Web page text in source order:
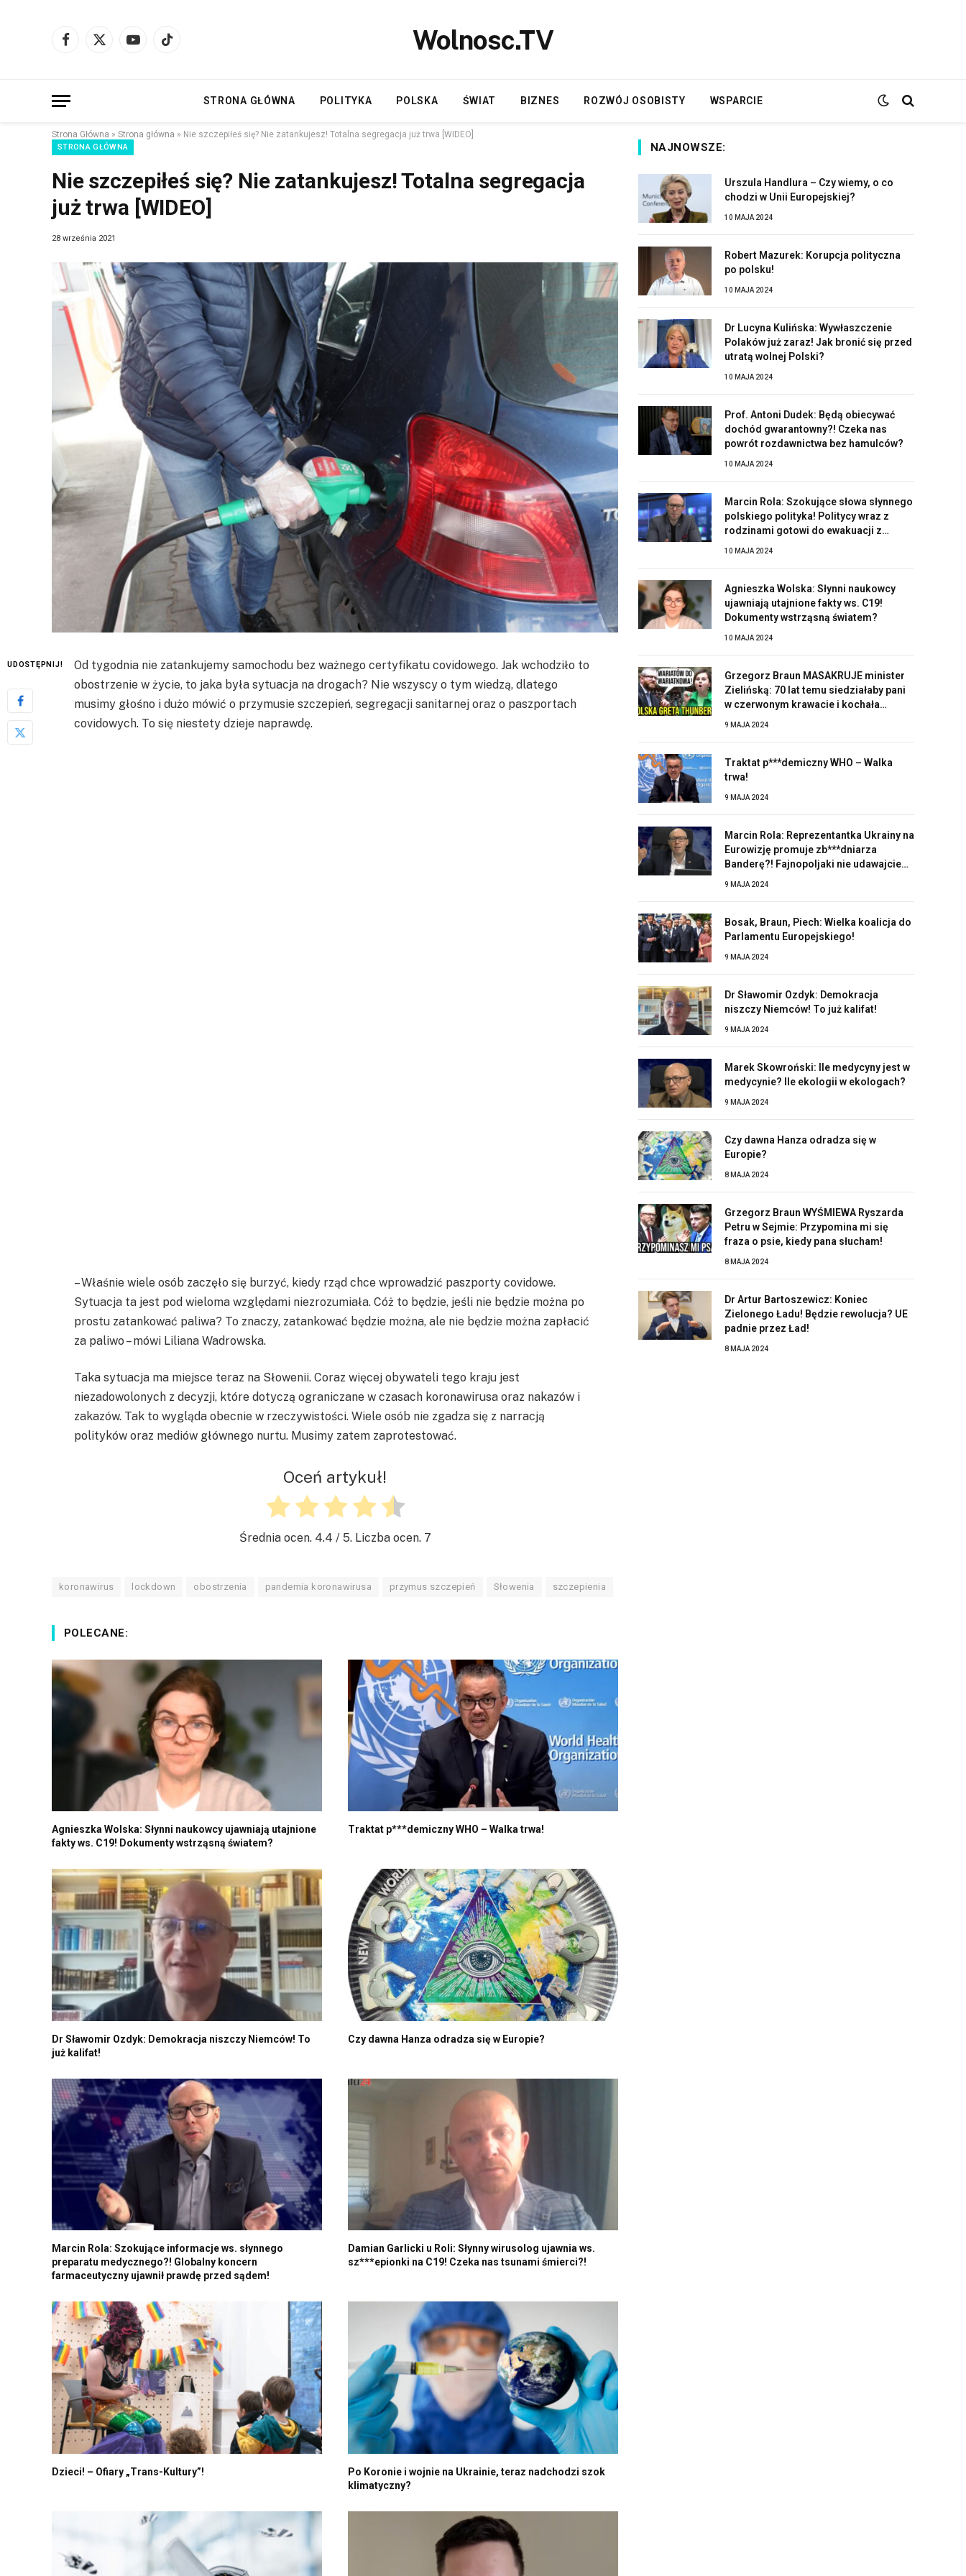
Facebook
X
YouTubeTikTok Wolnosc.TV
STRONA GŁÓWNA POLITYKA POLSKA ŚWIAT BIZNES ROZWÓJ OSOBISTY WSPARCIE
Strona Główna » Strona główna » Nie szczepiłeś się? Nie zatankujesz! Totalna segregacja już trwa [WIDEO]
STRONA GŁÓWNA
Nie szczepiłeś się? Nie zatankujesz! Totalna segregacja
już trwa [WIDEO]
28 września 2021
UDOSTĘPNIJ!
Od tygodnia nie zatankujemy samochodu bez ważnego certyfikatu covidowego. Jak wchodziło to
obostrzenie w życie, to jaka była sytuacja na drogach? Nie wszyscy o tym wiedzą, dlatego
musimy głośno i dużo mówić o przymusie szczepień, segregacji sanitarnej oraz o paszportach
covidowych. To się niestety dzieje naprawdę.
– Właśnie wiele osób zaczęło się burzyć, kiedy rząd chce wprowadzić paszporty covidowe.
Sytuacja ta jest pod wieloma względami niezrozumiała. Cóż to będzie, jeśli nie będzie można po
prostu zatankować paliwa? To znaczy, zatankować będzie można, ale nie będzie można zapłacić
za paliwo – mówi Liliana Wadrowska.
Taka sytuacja ma miejsce teraz na Słowenii. Coraz więcej obywateli tego kraju jest
niezadowolonych z decyzji, które dotyczą ograniczane w czasach koronawirusa oraz nakazów i
zakazów. Tak to wygląda obecnie w rzeczywistości. Wiele osób nie zgadza się z narracją
polityków oraz mediów głównego nurtu. Musimy zatem zaprotestować.
Oceń artykuł!
Średnia ocen. 4.4 / 5. Liczba ocen. 7
koronawirus lockdown obostrzenia pandemia koronawirusa przymus szczepień Słowenia szczepienia
POLECANE:
Agnieszka Wolska: Słynni naukowcy ujawniają utajnione
fakty ws. C19! Dokumenty wstrząsną światem?
Traktat p***demiczny WHO – Walka trwa!
Dr Sławomir Ozdyk: Demokracja niszczy Niemców! To
już kalifat!
Czy dawna Hanza odradza się w Europie?
Marcin Rola: Szokujące informacje ws. słynnego
preparatu medycznego?! Globalny koncern
farmaceutyczny ujawnił prawdę przed sądem!
Damian Garlicki u Roli: Słynny wirusolog ujawnia ws.
sz***epionki na C19! Czeka nas tsunami śmierci?!
Dzieci! – Ofiary „Trans-Kultury”!
Po Koronie i wojnie na Ukrainie, teraz nadchodzi szok
klimatyczny?
NAJNOWSZE:
Urszula Handlura – Czy wiemy, o co
chodzi w Unii Europejskiej?
10 MAJA 2024
Robert Mazurek: Korupcja polityczna
po polsku!
10 MAJA 2024
Dr Lucyna Kulińska: Wywłaszczenie
Polaków już zaraz! Jak bronić się przed
utratą wolnej Polski?
10 MAJA 2024
Prof. Antoni Dudek: Będą obiecywać
dochód gwarantowny?! Czeka nas
powrót rozdawnictwa bez hamulców?
10 MAJA 2024
Marcin Rola: Szokujące słowa słynnego
polskiego polityka! Politycy wraz z
rodzinami gotowi do ewakuacji z
10 MAJA 2024
Agnieszka Wolska: Słynni naukowcy
ujawniają utajnione fakty ws. C19!
Dokumenty wstrząsną światem?
10 MAJA 2024
Grzegorz Braun MASAKRUJE minister
Zielińską: 70 lat temu siedziałaby pani
w czerwonym krawacie i kochała
9 MAJA 2024
Traktat p***demiczny WHO – Walka
trwa!
9 MAJA 2024
Marcin Rola: Reprezentantka Ukrainy na
Eurowizję promuje zb***dniarza
Banderę?! Fajnopoljaki nie udawajcie
9 MAJA 2024
Bosak, Braun, Piech: Wielka koalicja do
Parlamentu Europejskiego!
9 MAJA 2024
Dr Sławomir Ozdyk: Demokracja
niszczy Niemców! To już kalifat!
9 MAJA 2024
Marek Skowroński: Ile medycyny jest w
medycynie? Ile ekologii w ekologach?
9 MAJA 2024
Czy dawna Hanza odradza się w
Europie?
8 MAJA 2024
Grzegorz Braun WYŚMIEWA Ryszarda
Petru w Sejmie: Przypomina mi się
fraza o psie, kiedy pana słucham!
8 MAJA 2024
Dr Artur Bartoszewicz: Koniec
Zielonego Ładu! Będzie rewolucja? UE
padnie przez Ład!
8 MAJA 2024